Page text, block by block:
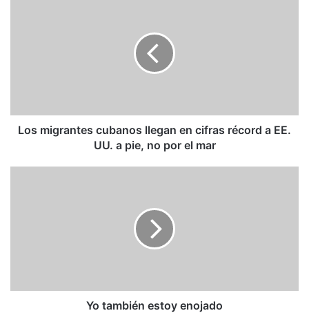
EE.
UU.
Los migrantes cubanos llegan en cifras récord a EE.
UU. a pie, no por el mar
Yo también estoy enojado